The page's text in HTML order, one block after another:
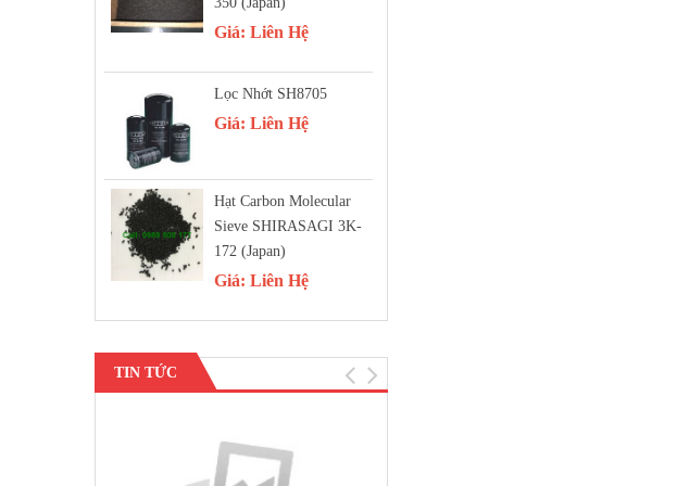
Giá: Liên Hệ
Lọc Nhớt SH8705
Giá: Liên Hệ
Hạt Carbon Molecular
Sieve SHIRASAGI 3K-
172 (Japan)
Giá: Liên Hệ
TIN TỨC